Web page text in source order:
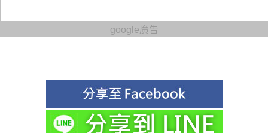
google廣告